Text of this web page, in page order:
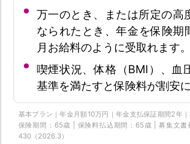
万一のとき、または所定の高
なられたとき、年金を保険期
月お給料のように受取れます。
喫煙状況、体格（BMI）、血
基準を満たすと保険料が割安に
基本プラン｜年金月額10万円｜年金支払保証期間2年｜
保険期間：65歳 | 保険料払込期間：65歳 | 募集文
430（2026.3）